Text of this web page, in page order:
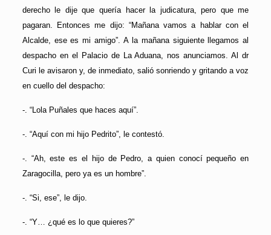
derecho le dije que quería hacer la judicatura, pero que me
pagaran. Entonces me dijo: “Mañana vamos a hablar con el
Alcalde, ese es mi amigo”. A la mañana siguiente llegamos al
despacho en el Palacio de La Aduana, nos anunciamos. Al dr
Curi le avisaron y, de inmediato, salió sonriendo y gritando a voz
en cuello del despacho:
-. “Lola Puñales que haces aquí”.
-. “Aquí con mi hijo Pedrito”, le contestó.
-. “Ah, este es el hijo de Pedro, a quien conocí pequeño en
Zaragocilla, pero ya es un hombre”.
-. “Si, ese”, le dijo.
-. “Y… ¿qué es lo que quieres?”